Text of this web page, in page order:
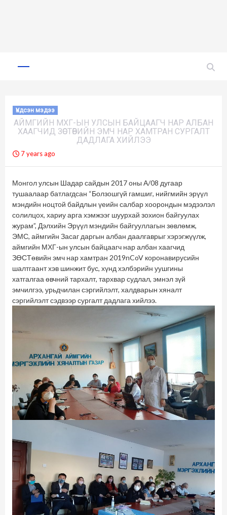
Primary
Үндсэн мэдээ
АЙМГИЙН МХГ-ЫН УЛСЫН БАЙЦААГЧ НАР АЛБАН
ХААГЧИД ЗӨСТӨВИЙН ЭМЧ НАР ХАМТРАН СУРГАЛТ
ДАДЛАГА ХИЙЛЭЭ
7 years ago
Монгол улсын Шадар сайдын 2017 оны А/08 дугаар
тушаалаар батлагдсан “Болзошгүй гамшиг, нийгмийн эрүүл
мэндийн ноцтой байдлын үеийн салбар хоорондын мэдээлэл
солилцох, хариу арга хэмжээг шуурхай зохион байгуулах
журам”, Дэлхийн Эрүүл мэндийн байгууллагын зөвлөмж,
ЭМС, аймгийн Засаг даргын албан даалгаврыг хэрэгжүүлж,
аймгийн МХГ-ын улсын байцаагч нар албан хаагчид
ЗӨСТөвийн эмч нар хамтран 2019nCoV коронавирусийн
шалтгаант хэв шинжит бус, хүнд хэлбэрийн уушгины
хатгалгаа өвчний тархалт, тархвар судлал, эмнэл зүй
эмчилгээ, урьдчилан сэргийлэлт, халдварын хяналт
сэргийлэлт сэдвээр сургалт дадлага хийлээ.